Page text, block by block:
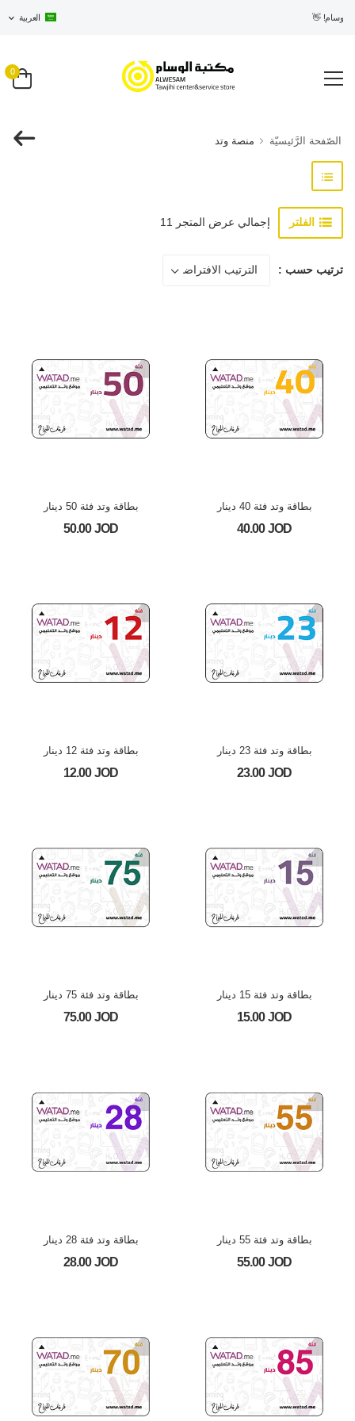
👋 العربية
0
الصّفحة الرَّئيسيّة منصة وتد
الفلتر إجمالي عرض المتجر 11
ترتيب حسب :
بطاقة وتد فئة 40 دينار
40.00 JOD
بطاقة وتد فئة 50 دينار
50.00 JOD
بطاقة وتد فئة 23 دينار
23.00 JOD
بطاقة وتد فئة 12 دينار
12.00 JOD
بطاقة وتد فئة 15 دينار
15.00 JOD
بطاقة وتد فئة 75 دينار
75.00 JOD
بطاقة وتد فئة 55 دينار
55.00 JOD
بطاقة وتد فئة 28 دينار
28.00 JOD